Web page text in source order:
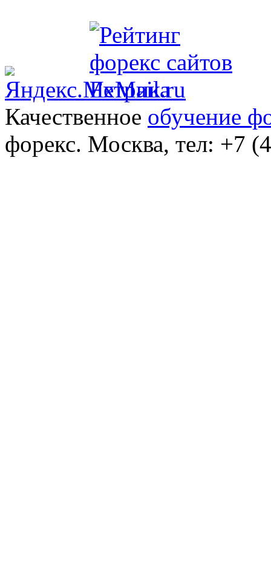
Качественное обучение
форекс. Москва, тел: +7